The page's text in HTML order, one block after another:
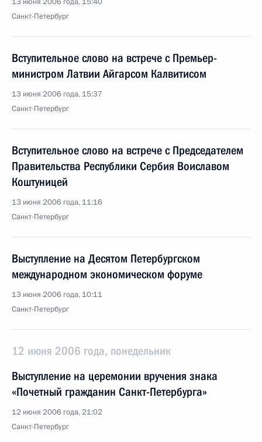
Санкт-Петербург
Вступительное слово на встрече с Премьер-
министром Латвии Айгарсом Калвитисом
13 июня 2006 года, 15:37
Санкт-Петербург
Вступительное слово на встрече с Председателем
Правительства Республики Сербия Воиславом
Коштуницей
13 июня 2006 года, 11:16
Санкт-Петербург
Выступление на Десятом Петербургском
международном экономическом форуме
13 июня 2006 года, 10:11
Санкт-Петербург
12 июня 2006 года, понедельник
Выступление на церемонии вручения знака
«Почетный гражданин Санкт-Петербурга»
12 июня 2006 года, 21:02
Санкт-Петербург